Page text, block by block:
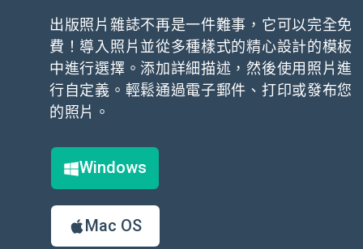
出版照片雜誌不再是一件難事，它可以完全免
費！導入照片並從多種樣式的精心設計的模板
中進行選擇。添加詳細描述，然後使用照片進
行自定義。輕鬆通過電子郵件、打印或發布您
的照片。
Windows
Mac OS